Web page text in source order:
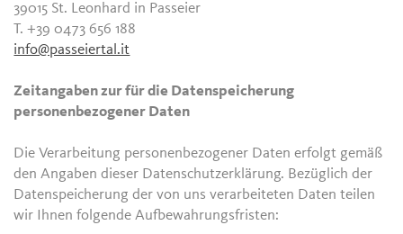
39015 St. Leonhard in Passeier
T. +39 0473 656 188
info@passeiertal.it
Zeitangaben zur für die Datenspeicherung
personenbezogener Daten
Die Verarbeitung personenbezogener Daten erfolgt gemäß
den Angaben dieser Datenschutzerklärung. Bezüglich der
Datenspeicherung der von uns verarbeiteten Daten teilen
wir Ihnen folgende Aufbewahrungsfristen: